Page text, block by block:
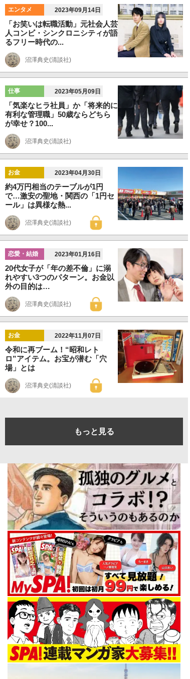
エンタメ 2023年09月14日
「お笑いは転職活動」元社会人芸
人コンビ・シンクロニシティが語
るフリー時代の...
沼澤典史(清談社)
仕事 2023年05月09日
「気楽なヒラ社員」か「将来的に
有利な管理職」50歳ならどちら
が幸せ？100...
沼澤典史(清談社)
お金 2023年04月30日
約4万円相当のテーブルが1円
で…激安の聖地・関西の「1円セ
ール」は異様な熱...
沼澤典史(清談社)
恋愛・結婚 2023年01月16日
20代女子が「年の差不倫」に溺
れやすい3つのパターン。お金以
外の目的は…
沼澤典史(清談社)
お金 2022年11月07日
令和に再ブーム！“昭和レト
ロ”アイテム。お宝が潜む「穴
場」とは
沼澤典史(清談社)
もっと見る